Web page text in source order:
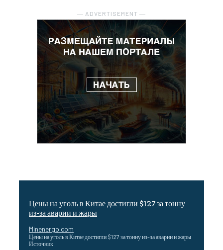
― ADVERTISEMENT ―
Цены на уголь в Китае достигли $127 за тонну
из-за аварии и жары
Minenergo.com
Цены на уголь в Китае достигли $127 за тонну из-за аварии и жары
Источник